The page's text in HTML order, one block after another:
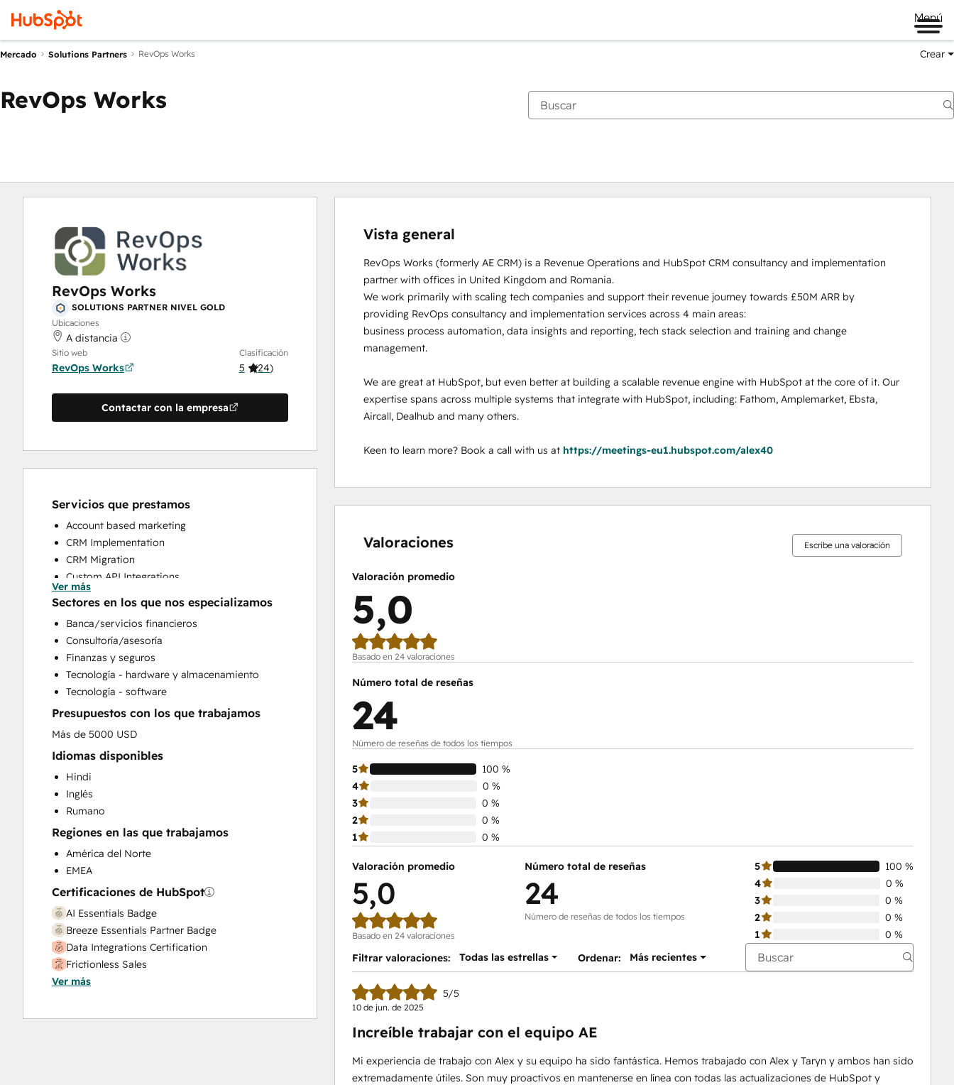
Menú
Mercado Solutions Partners RevOps Works Crear
RevOps Works
RevOps Works
SOLUTIONS PARTNER NIVEL GOLD
Ubicaciones
A distancia
Sitio web
RevOps Works
Clasificación
5 (24)
Contactar con la empresa
Servicios que prestamos
Account based marketing
CRM Implementation
CRM Migration
Custom API Integrations
Customer Marketing
Customer Success Training
Customer Support Training
Customer Survey and Analysis
Email Marketing
Full Inbound Marketing Services
Help Desk Implementation
HubSpot Onboarding
Knowledge Base Development
Marketing Hub Professional Onboarding
Programmable Automation
Sales and Marketing Alignment
Sales Coaching and Training
Sales Enablement
Sales Hub Enterprise Onboarding
Sales Hub Professional Onboarding
Service Hub Professional Onboarding
Ver más
Sectores en los que nos especializamos
Banca/servicios financieros
Consultoría/asesoría
Finanzas y seguros
Tecnología - hardware y almacenamiento
Tecnología - software
Presupuestos con los que trabajamos
Más de 5000 USD
Idiomas disponibles
Hindi
Inglés
Rumano
Regiones en las que trabajamos
América del Norte
EMEA
Certificaciones de HubSpot
AI Essentials Badge
Breeze Essentials Partner Badge
Data Integrations Certification
Frictionless Sales
HubSpot Sales Hub Software Certification
Inbound
Ver más
Vista general
RevOps Works (formerly AE CRM) is a Revenue Operations and HubSpot CRM consultancy and implementation
partner with offices in United Kingdom and Romania.
We work primarily with scaling tech companies and support their revenue journey towards £50M ARR by
providing RevOps consultancy and implementation services across 4 main areas:
business process automation, data insights and reporting, tech stack selection and training and change
management.
We are great at HubSpot, but even better at building a scalable revenue engine with HubSpot at the core of it. Our
expertise spans across multiple systems that integrate with HubSpot, including: Fathom, Amplemarket, Ebsta,
Aircall, Dealhub and many others.
Keen to learn more? Book a call with us at https://meetings-eu1.hubspot.com/alex40
Valoraciones Escribe una valoración
Valoración promedio
5,0
Basado en 24 valoraciones
Número total de reseñas
24
Número de reseñas de todos los tiempos
5
100 %
4
0 %
3
0 %
2
0 %
1
0 %
Valoración promedio
5,0
Basado en 24 valoraciones
Número total de reseñas
24
Número de reseñas de todos los tiempos
5
100 %
4
0 %
3
0 %
2
0 %
1
0 %
Filtrar valoraciones:
Todas las estrellas Ordenar: Más recientes
5/5
10 de jun. de 2025
Increíble trabajar con el equipo AE
Mi experiencia de trabajo con Alex y su equipo ha sido fantástica. Hemos trabajado con Alex y Taryn y ambos han sido
extremadamente útiles. Son muy proactivos en mantenerse en línea con todas las actualizaciones de HubSpot y